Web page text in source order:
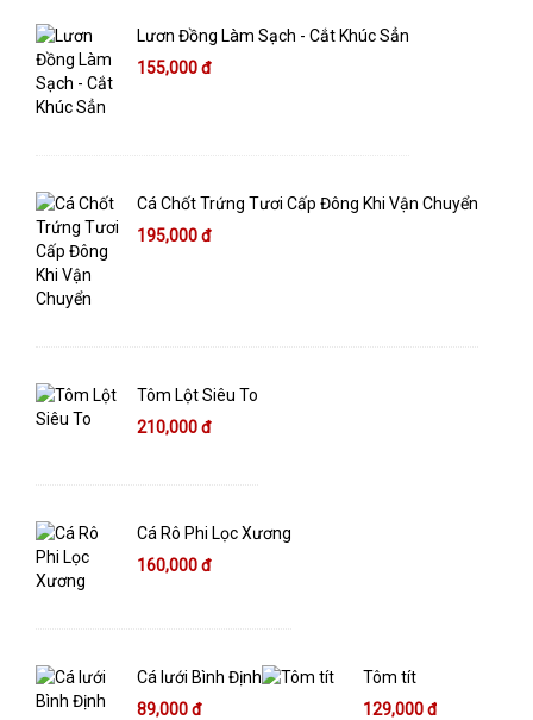
Lươn Đồng Làm Sạch - Cắt Khúc Sẳn
155,000 đ
Cá Chốt Trứng Tươi Cấp Đông Khi Vận Chuyển
195,000 đ
Tôm Lột Siêu To
210,000 đ
Cá Rô Phi Lọc Xương
160,000 đ
Cá lưới Bình Định
89,000 đ
Tôm tít
129,000 đ